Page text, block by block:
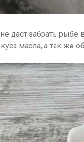
даст забрать
масла, а так же